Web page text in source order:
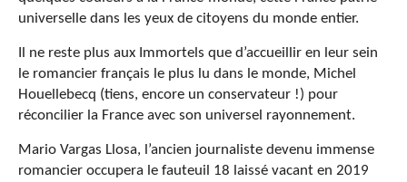
universelle dans les yeux de citoyens du monde entier.
Il ne reste plus aux Immortels que d’accueillir en leur sein
le romancier français le plus lu dans le monde, Michel
Houellebecq (tiens, encore un conservateur !) pour
réconcilier la France avec son universel rayonnement.
Mario Vargas Llosa, l’ancien journaliste devenu immense
romancier occupera le fauteuil 18 laissé vacant en 2019